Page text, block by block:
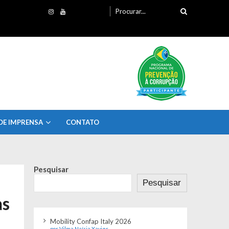
por:
IMPRENSA CONTATO
Pesquisar
Pesquisar
Mobility Confap Italy 2026